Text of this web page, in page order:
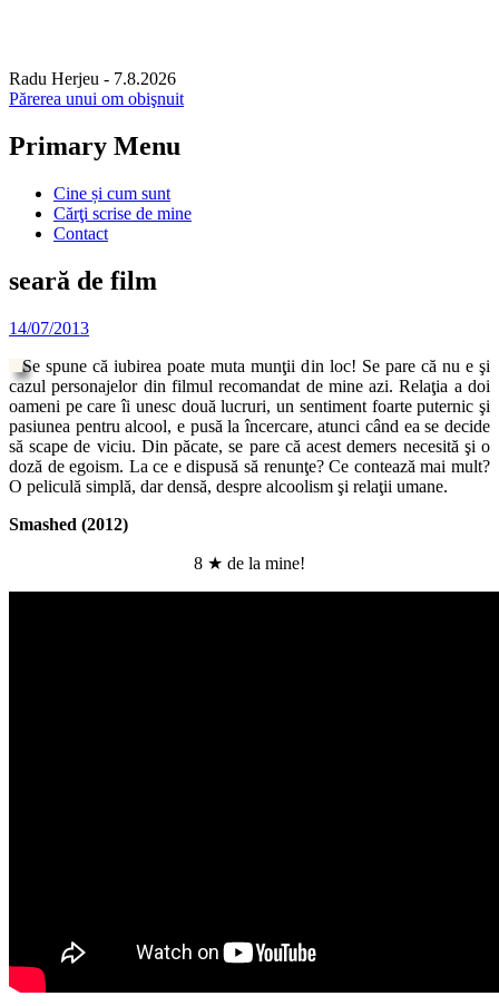
Radu Herjeu - 7.8.2026
Părerea unui om obişnuit
Primary Menu
Skip
content
Cine și cum sunt
Cărţi scrise de mine
Contact
seară de film
14/07/2013
Se spune că iubirea poate muta munţii din loc! Se pare că nu e şi
cazul personajelor din filmul recomandat de mine azi. Relaţia a doi
oameni pe care îi unesc două lucruri, un sentiment foarte puternic şi
pasiunea pentru alcool, e pusă la încercare, atunci când ea se decide
să scape de viciu. Din păcate, se pare că acest demers necesită şi o
doză de egoism. La ce e dispusă să renunţe? Ce contează mai mult?
O peliculă simplă, dar densă, despre alcoolism şi relaţii umane.
Smashed (2012)
8 ★ de la mine!